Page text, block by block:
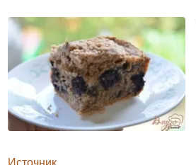
Источник